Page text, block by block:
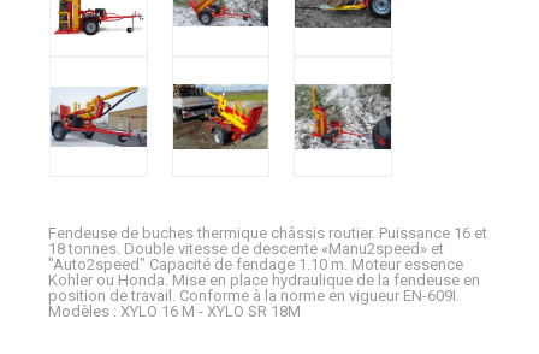
Fendeuse de buches thermique châssis routier. Puissance 16 et
18 tonnes. Double vitesse de descente «Manu2speed» et
"Auto2speed" Capacité de fendage 1.10 m. Moteur essence
Kohler ou Honda. Mise en place hydraulique de la fendeuse en
position de travail. Conforme à la norme en vigueur EN-609I.
Modèles : XYLO 16 M - XYLO SR 18M